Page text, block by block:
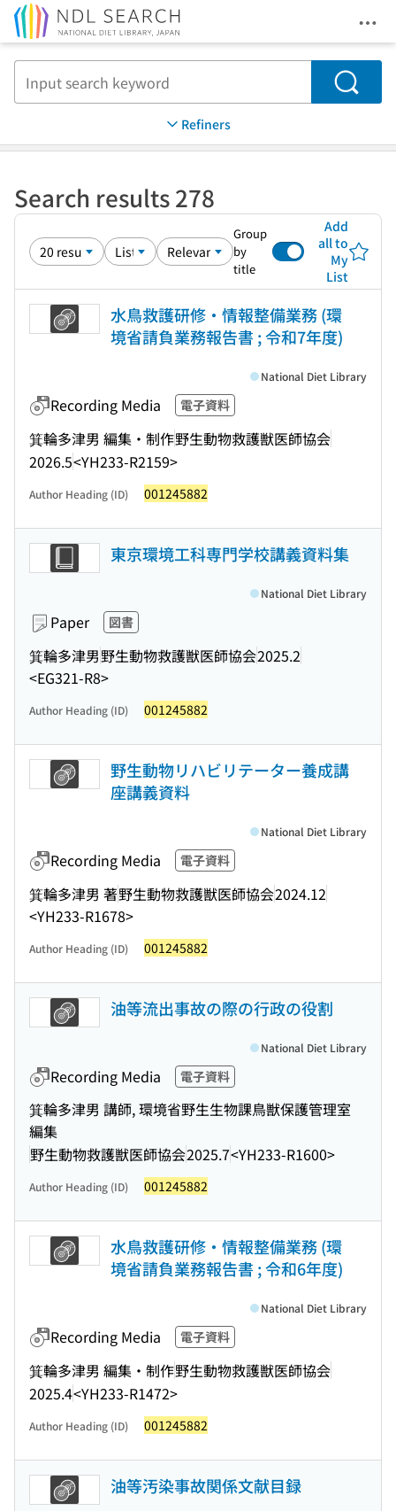
Search
Refiners
Search results 278
Group
by
title
Add
all to
My
List
水鳥救護研修・情報整備業務 (環
境省請負業務報告書 ; 令和7年度)
Recording Media 電子資料
箕輪多津男 編集・制作野生動物救護獣医師協会
2026.5<YH233-R2159>
National Diet Library
Author Heading (ID) 001245882
東京環境工科専門学校講義資料集
Paper 図書
箕輪多津男野生動物救護獣医師協会2025.2
<EG321-R8>
National Diet Library
Author Heading (ID) 001245882
野生動物リハビリテーター養成講
座講義資料
Recording Media 電子資料
箕輪多津男 著野生動物救護獣医師協会2024.12
<YH233-R1678>
National Diet Library
Author Heading (ID) 001245882
油等流出事故の際の行政の役割
Recording Media 電子資料
箕輪多津男 講師, 環境省野生生物課鳥獣保護管理室
編集
野生動物救護獣医師協会2025.7<YH233-R1600>
National Diet Library
Author Heading (ID) 001245882
水鳥救護研修・情報整備業務 (環
境省請負業務報告書 ; 令和6年度)
Recording Media 電子資料
箕輪多津男 編集・制作野生動物救護獣医師協会
2025.4<YH233-R1472>
National Diet Library
Author Heading (ID) 001245882
油等汚染事故関係文献目録